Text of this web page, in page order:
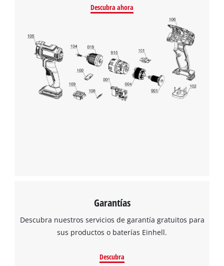
Descubra ahora
Garantías
Descubra nuestros servicios de garantía gratuitos para
sus productos o baterías Einhell.
Descubra